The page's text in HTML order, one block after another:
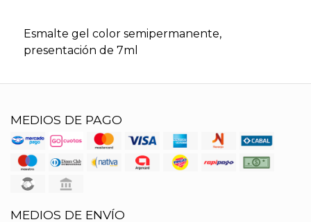
Esmalte gel color semipermanente,
presentación de 7ml
MEDIOS DE PAGO
MEDIOS DE ENVÍO